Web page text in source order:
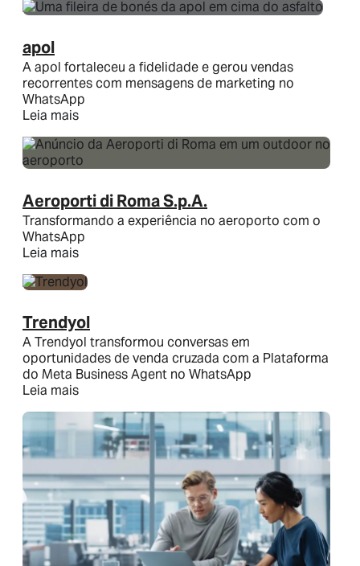
apol
A apol fortaleceu a fidelidade e gerou vendas
recorrentes com mensagens de marketing no
WhatsApp
Leia mais
Aeroporti di Roma S.p.A.
Transformando a experiência no aeroporto com o
WhatsApp
Leia mais
Trendyol
A Trendyol transformou conversas em
oportunidades de venda cruzada com a Plataforma
do Meta Business Agent no WhatsApp
Leia mais